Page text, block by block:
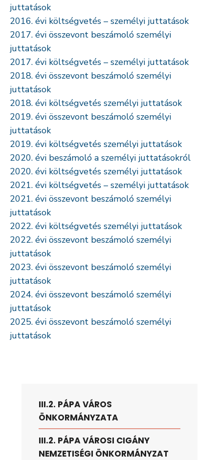
juttatások
2016. évi költségvetés – személyi juttatások
2017. évi összevont beszámoló személyi
juttatások
2017. évi költségvetés – személyi juttatások
2018. évi összevont beszámoló személyi
juttatások
2018. évi költségvetés személyi juttatások
2019. évi összevont beszámoló személyi
juttatások
2019. évi költségvetés személyi juttatások
2020. évi beszámoló a személyi juttatásokról
2020. évi költségvetés személyi juttatások
2021. évi költségvetés – személyi juttatások
2021. évi összevont beszámoló személyi
juttatások
2022. évi költségvetés személyi juttatások
2022. évi összevont beszámoló személyi
juttatások
2023. évi összevont beszámoló személyi
juttatások
2024. évi összevont beszámoló személyi
juttatások
2025. évi összevont beszámoló személyi
juttatások
III.2. PÁPA VÁROS
ÖNKORMÁNYZATA
III.2. PÁPA VÁROSI CIGÁNY
NEMZETISÉGI ÖNKORMÁNYZAT